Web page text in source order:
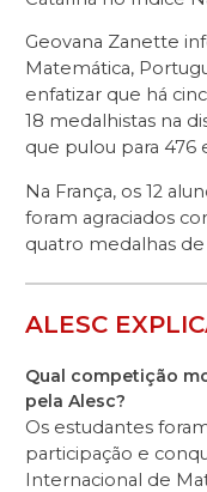
Geovana Zanette
Matemática,
enfatizar que há
18 medalhistas na
que pulou para 476
Na França, os 12
foram agraciados
quatro medalhas
ALESC
Qual competição
pela Alesc?
Os estudantes
participação e
Internacional de